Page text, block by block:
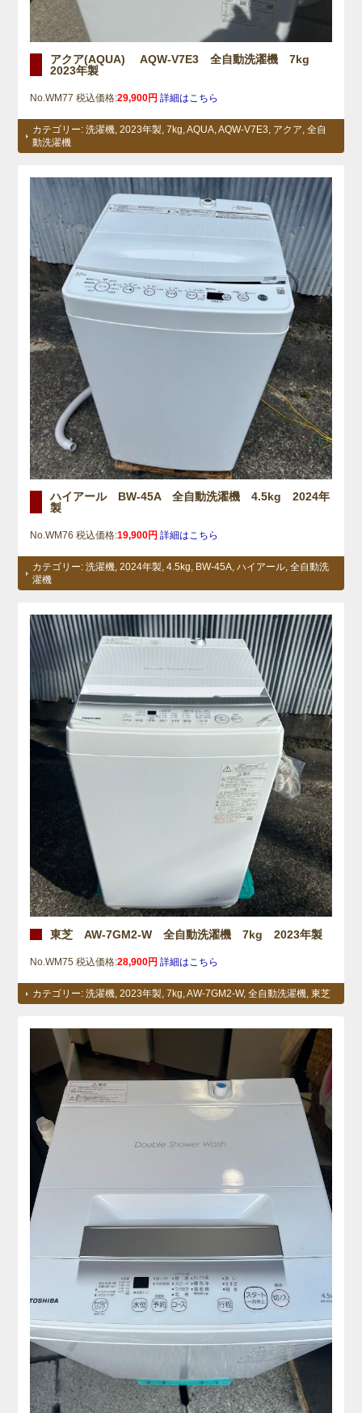
アクア(AQUA) AQW-V7E3 全自動洗濯機 7kg
2023年製
No.WM77 税込価格:29,900円 詳細はこちら
カテゴリー:洗濯機 ,2023年製 ,7kg ,AQUA ,AQW-V7E3 アクア ,全自
動洗濯機
ハイアール BW-45A 全自動洗濯機 4.5kg 2024年
製
No.WM76 税込価格:19,900円 詳細はこちら
カテゴリー:洗濯機 ,2024年製 ,4.5kg BW-45A ,ハイアール ,全自動洗
濯機
東芝 AW-7GM2-W 全自動洗濯機 7kg 2023年製
No.WM75 税込価格:28,900円 詳細はこちら
カテゴリー:洗濯機 ,2023年製 ,7kg ,AW-7GM2-W,全自動洗濯機 ,東芝